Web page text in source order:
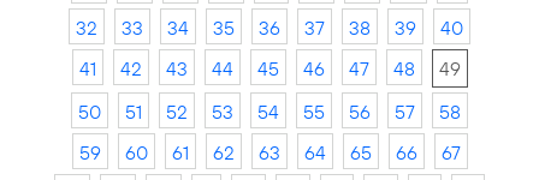
32
33 34 35 36 37 38 39
40
41
42 43 44 45 46 47 48
49
50
51 52 53 54 55 56 57
58
59
60 61 62 63 64 65 66
67